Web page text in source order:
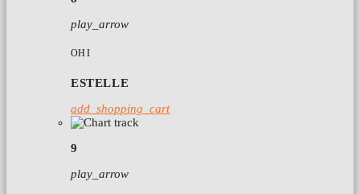
play_arrow
OH I
ESTELLE
add_shopping_cart
9
play_arrow